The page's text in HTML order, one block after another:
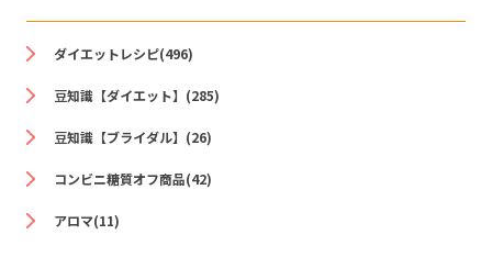
ダイエットレシピ(496)
豆知識【ダイエット】(285)
豆知識【ブライダル】(26)
コンビニ糖質オフ商品(42)
アロマ(11)